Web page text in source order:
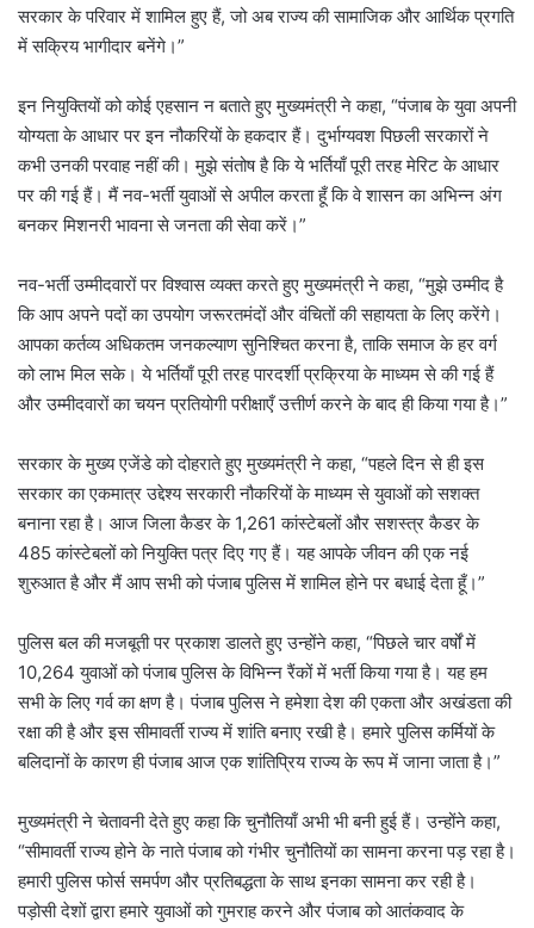
सरकार के परिवार में शामिल हुए हैं, जो अब राज्य की सामाजिक और आर्थिक प्रगति
में सक्रिय भागीदार बनेंगे।”
इन नियुक्तियों को कोई एहसान न बताते हुए मुख्यमंत्री ने कहा, “पंजाब के युवा अपनी
योग्यता के आधार पर इन नौकरियों के हकदार हैं। दुर्भाग्यवश पिछली सरकारों ने
कभी उनकी परवाह नहीं की। मुझे संतोष है कि ये भर्तियाँ पूरी तरह मेरिट के आधार
पर की गई हैं। मैं नव-भर्ती युवाओं से अपील करता हूँ कि वे शासन का अभिन्न अंग
बनकर मिशनरी भावना से जनता की सेवा करें।”
नव-भर्ती उम्मीदवारों पर विश्वास व्यक्त करते हुए मुख्यमंत्री ने कहा, “मुझे उम्मीद है
कि आप अपने पदों का उपयोग जरूरतमंदों और वंचितों की सहायता के लिए करेंगे।
आपका कर्तव्य अधिकतम जनकल्याण सुनिश्चित करना है, ताकि समाज के हर वर्ग
को लाभ मिल सके। ये भर्तियाँ पूरी तरह पारदर्शी प्रक्रिया के माध्यम से की गई हैं
और उम्मीदवारों का चयन प्रतियोगी परीक्षाएँ उत्तीर्ण करने के बाद ही किया गया है।”
सरकार के मुख्य एजेंडे को दोहराते हुए मुख्यमंत्री ने कहा, “पहले दिन से ही इस
सरकार का एकमात्र उद्देश्य सरकारी नौकरियों के माध्यम से युवाओं को सशक्त
बनाना रहा है। आज जिला कैडर के 1,261 कांस्टेबलों और सशस्त्र कैडर के
485 कांस्टेबलों को नियुक्ति पत्र दिए गए हैं। यह आपके जीवन की एक नई
शुरुआत है और मैं आप सभी को पंजाब पुलिस में शामिल होने पर बधाई देता हूँ।”
पुलिस बल की मजबूती पर प्रकाश डालते हुए उन्होंने कहा, “पिछले चार वर्षों में
10,264 युवाओं को पंजाब पुलिस के विभिन्न रैंकों में भर्ती किया गया है। यह हम
सभी के लिए गर्व का क्षण है। पंजाब पुलिस ने हमेशा देश की एकता और अखंडता की
रक्षा की है और इस सीमावर्ती राज्य में शांति बनाए रखी है। हमारे पुलिस कर्मियों के
बलिदानों के कारण ही पंजाब आज एक शांतिप्रिय राज्य के रूप में जाना जाता है।”
मुख्यमंत्री ने चेतावनी देते हुए कहा कि चुनौतियाँ अभी भी बनी हुई हैं। उन्होंने कहा,
“सीमावर्ती राज्य होने के नाते पंजाब को गंभीर चुनौतियों का सामना करना पड़ रहा है।
हमारी पुलिस फोर्स समर्पण और प्रतिबद्धता के साथ इनका सामना कर रही है।
पड़ोसी देशों द्वारा हमारे युवाओं को गुमराह करने और पंजाब को आतंकवाद के